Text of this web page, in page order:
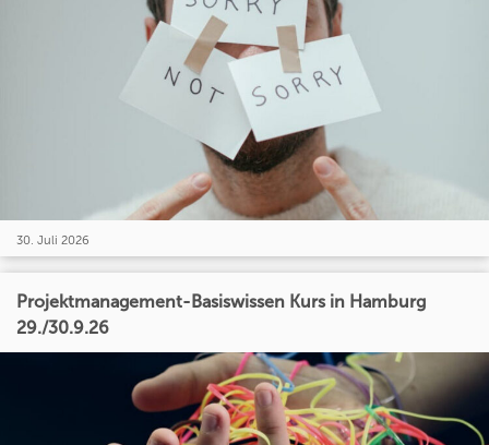
30. Juli 2026
Projektmanagement-Basiswissen Kurs in Hamburg
29./30.9.26